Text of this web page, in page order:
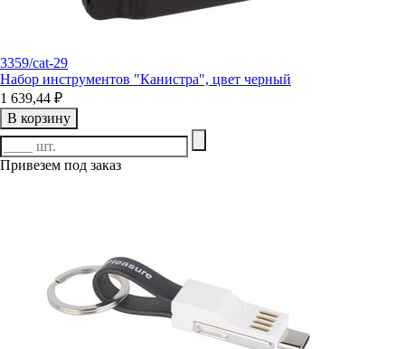
3359/cat-29
Набор инструментов "Канистра", цвет черный
1 639,44 ₽
В корзину
Привезем под заказ